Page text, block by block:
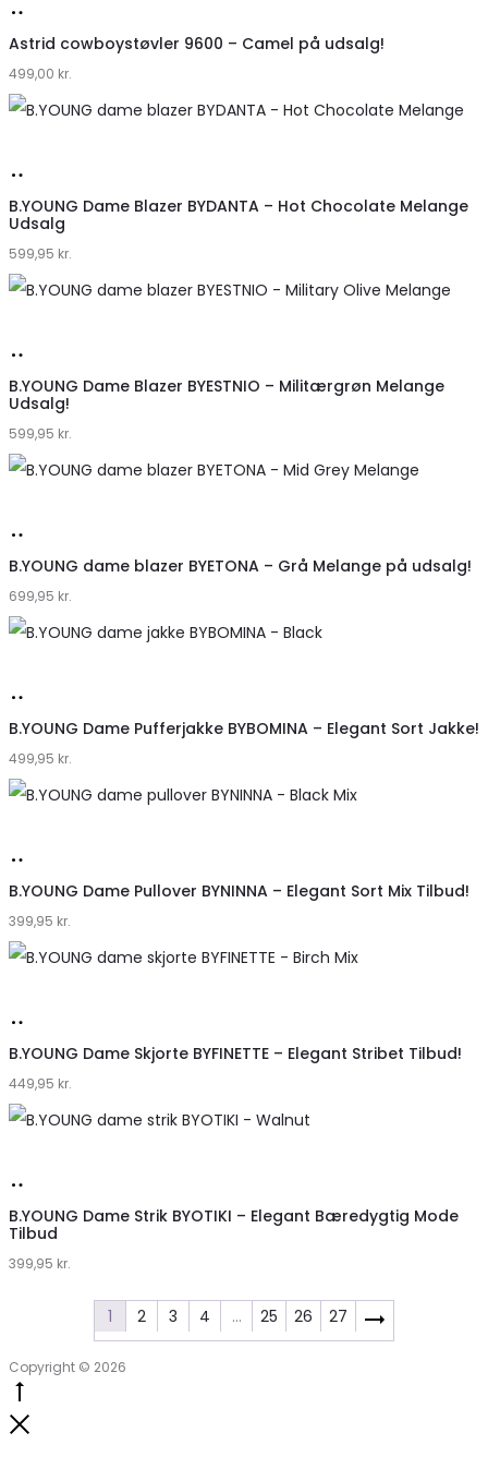
hos
Klædeskabet.dk
Astrid cowboystøvler 9600 – Camel på udsalg!
499,00 kr.
hos
Klædeskabet.dk
B.YOUNG Dame Blazer BYDANTA – Hot Chocolate Melange
Udsalg
599,95 kr.
hos
Klædeskabet.dk
B.YOUNG Dame Blazer BYESTNIO – Militærgrøn Melange
Udsalg!
599,95 kr.
hos
Klædeskabet.dk
B.YOUNG dame blazer BYETONA – Grå Melange på udsalg!
699,95 kr.
hos
Klædeskabet.dk
B.YOUNG Dame Pufferjakke BYBOMINA – Elegant Sort Jakke!
499,95 kr.
hos
Klædeskabet.dk
B.YOUNG Dame Pullover BYNINNA – Elegant Sort Mix Tilbud!
399,95 kr.
hos
Klædeskabet.dk
B.YOUNG Dame Skjorte BYFINETTE – Elegant Stribet Tilbud!
449,95 kr.
hos
B.YOUNG Dame Strik BYOTIKI – Elegant Bæredygtig Mode
Tilbud
399,95 kr.
1 2 3 4 … 25 26 27
Copyright © 2026